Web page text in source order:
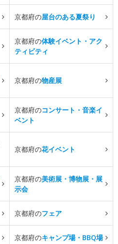
京都府の屋台のある夏祭り
京都府の体験イベント・アク
ティビティ
京都府の物産展
京都府のコンサート・音楽イ
ベント
京都府の花イベント
京都府の美術展・博物展・展
示会
京都府のフェア
京都府のキャンプ場・BBQ場